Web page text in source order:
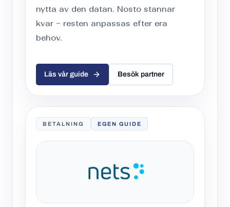
nytta av den datan. Nosto stannar
kvar – resten anpassas efter era
behov.
Läs vår guide Besök partner
BETALNING EGEN GUIDE